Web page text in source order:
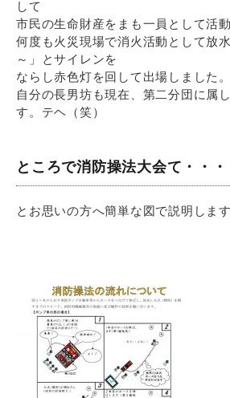
して
市民の生命財産をまも一員として活
何度も火災現場で消火活動として放
～」とサイレンを
ならし赤色灯を回して出場しました。
自分の長男坊も現在、第二分団に属
す。テヘ（笑）
ところで消防操法大会て・・・
とお思いの方へ簡単な図で説明します